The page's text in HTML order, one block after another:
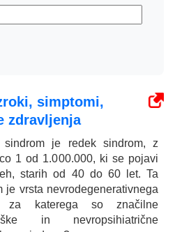
simptomi,
zdravljenja
sindrom je redek sindrom, z
1 od 1.000.000, ki se pojavi
starih od 40 do 60 let. Ta
je vrsta nevrodegenerativnega
za katerega so značilne
in nevropsihiatrične